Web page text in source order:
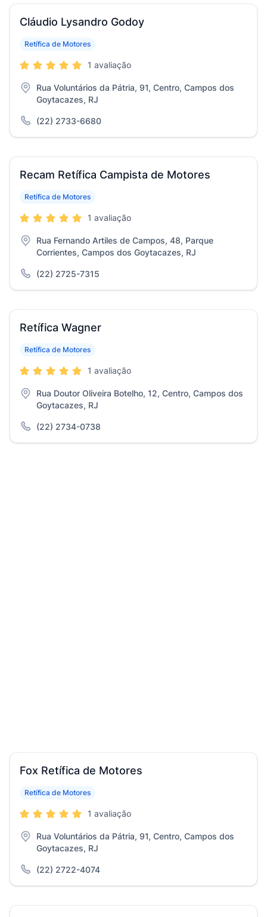
Cláudio Lysandro Godoy
Retífica de Motores
1 avaliação
Rua Voluntários da Pátria, 91, Centro, Campos dos
Goytacazes, RJ
(22) 2733-6680
Recam Retífica Campista de Motores
Retífica de Motores
1 avaliação
Rua Fernando Artiles de Campos, 48, Parque
Corrientes, Campos dos Goytacazes, RJ
(22) 2725-7315
Retífica Wagner
Retífica de Motores
1 avaliação
Rua Doutor Oliveira Botelho, 12, Centro, Campos dos
Goytacazes, RJ
(22) 2734-0738
Fox Retífica de Motores
Retífica de Motores
1 avaliação
Rua Voluntários da Pátria, 91, Centro, Campos dos
Goytacazes, RJ
(22) 2722-4074